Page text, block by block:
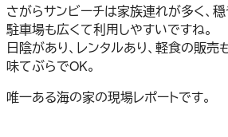
さがらサンビーチは家族連れが多く、穏
駐車場も広くて利用しやすいですね。
日陰があり、レンタルあり、軽食の販
味てぶらでOK。
唯一ある海の家の現場レポートです。